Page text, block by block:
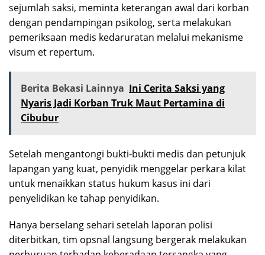
sejumlah saksi, meminta keterangan awal dari korban
dengan pendampingan psikolog, serta melakukan
pemeriksaan medis kedaruratan melalui mekanisme
visum et repertum.
Berita Bekasi Lainnya Ini Cerita Saksi yang
Nyaris Jadi Korban Truk Maut Pertamina di
Cibubur
Setelah mengantongi bukti-bukti medis dan petunjuk
lapangan yang kuat, penyidik menggelar perkara kilat
untuk menaikkan status hukum kasus ini dari
penyelidikan ke tahap penyidikan.
Hanya berselang sehari setelah laporan polisi
diterbitkan, tim opsnal langsung bergerak melakukan